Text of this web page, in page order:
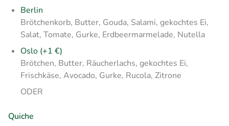
Berlin
Brötchenkorb, Butter, Gouda, Salami, gekochtes Ei,
Salat, Tomate, Gurke, Erdbeermarmelade, Nutella
Oslo (+1 €)
Brötchen, Butter, Räucherlachs, gekochtes Ei,
Frischkäse, Avocado, Gurke, Rucola, Zitrone
ODER
Quiche